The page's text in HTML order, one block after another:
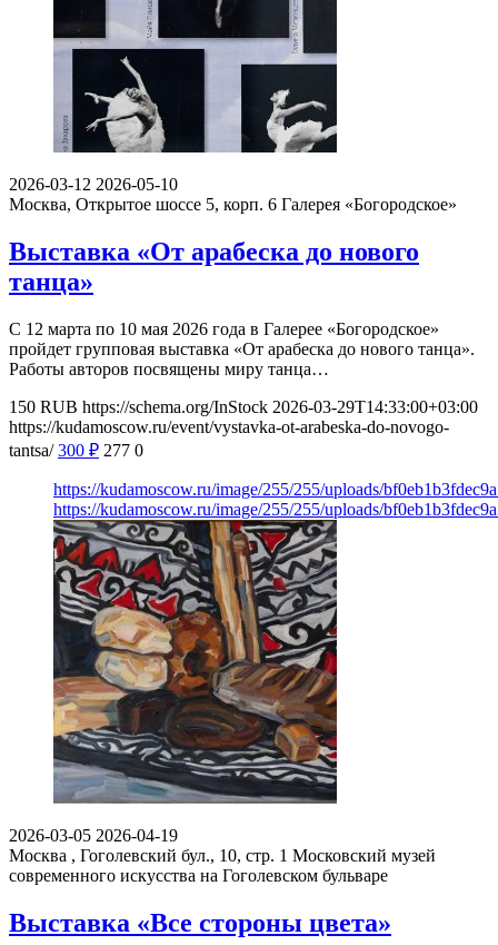
2026-03-12 2026-05-10
Москва, Открытое шоссе 5, корп. 6 Галерея «Богородское»
Выставка «От арабеска до нового
танца»
С 12 марта по 10 мая 2026 года в Галерее «Богородское»
пройдет групповая выставка «От арабеска до нового танца».
Работы авторов посвящены миру танца…
150 RUB https://schema.org/InStock 2026-03-29T14:33:00+03:00
https://kudamoscow.ru/event/vystavka-ot-arabeska-do-novogo-
tantsa/ 300 ₽ 277 0
https://kudamoscow.ru/image/255/255/uploads/
https://kudamoscow.ru/image/255/255/uploads/
2026-03-05 2026-04-19
Москва , Гоголевский бул., 10, стр. 1 Московский музей
современного искусства на Гоголевском бульваре
Выставка «Все стороны цвета»